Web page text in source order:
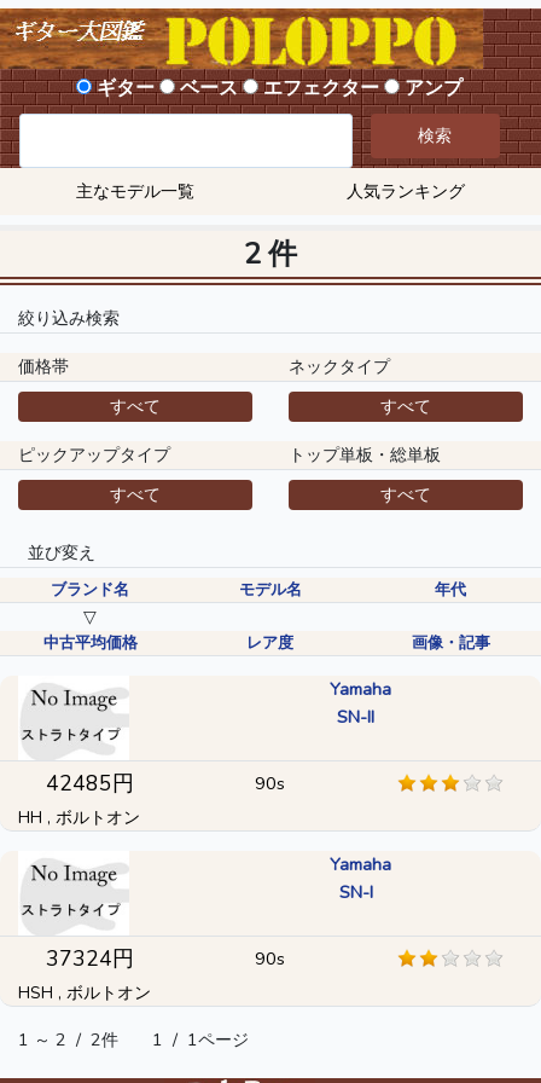
ギター ベース エフェクター アンプ
検索
主なモデル一覧 人気ランキング
2 件
絞り込み検索
価格帯
ネックタイプ
すべて
すべて
ピックアップタイプ
トップ単板・総単板
すべて
すべて
並び変え
ブランド名 モデル名 年代
▽
中古平均価格 レア度 画像・記事
Yamaha
SN-II
42485円 90s
HH , ボルトオン
Yamaha
SN-I
37324円 90s
HSH , ボルトオン
1 ～ 2 / 2件 1 / 1ページ